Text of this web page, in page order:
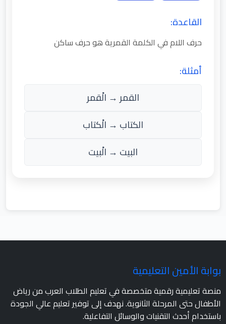
القاعدة:
حرف اللام في الكلمة القمرية هو حرف ساكن
أمثلة:
القمر → الْقمر
الكتاب → الْكتاب
البيت → الْبيت
بوابة الأمين التعليمية
منصة تعليمية رقمية متخصصة في تعليم الطلاب العرب من رياض
الأطفال حتى المرحلة الثانوية. نهدف إلى توفير تعليم عالي الجودة
باستخدام أحدث التقنيات والوسائل التفاعلية.